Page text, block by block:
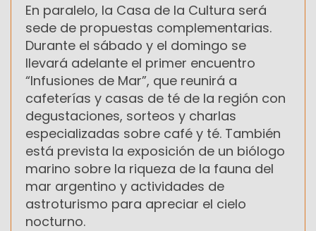
En paralelo, la Casa de la Cultura será
sede de propuestas complementarias.
Durante el sábado y el domingo se
llevará adelante el primer encuentro
“Infusiones de Mar”, que reunirá a
cafeterías y casas de té de la región con
degustaciones, sorteos y charlas
especializadas sobre café y té. También
está prevista la exposición de un biólogo
marino sobre la riqueza de la fauna del
mar argentino y actividades de
astroturismo para apreciar el cielo
nocturno.